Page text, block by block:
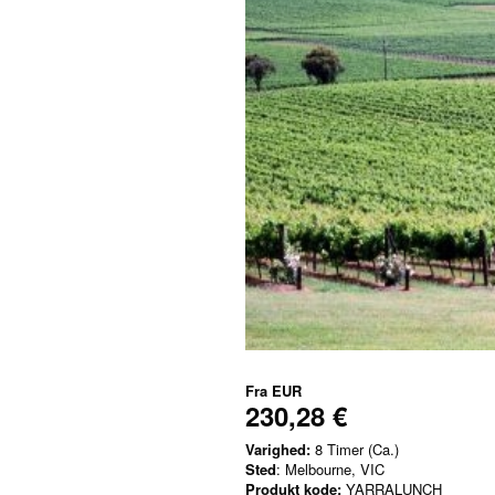
Fra EUR
230,28 €
Varighed: 8 Timer (Ca.)
Sted: Melbourne, VIC
Produkt kode: YARRALUNCH